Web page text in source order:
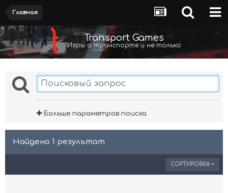
Главная
Transport Games
Игры о транспорте и не только
Больше параметров поиска
Найдено 1 результат
СОРТИРОВКА